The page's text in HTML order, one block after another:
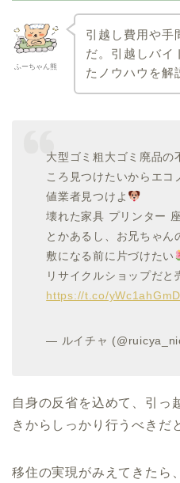
ふーちゃん熊
引越し費用や手
だ。引越しバイ
たノウハウを解
大型ゴミ粗大ゴミ廃品の
ころ見つけたいからエコ
値業者見つけよ
壊れた家具 プリンター
とかあるし、お兄ちゃん
敷になる前に片づけたい
リサイクルショップだと
https://t.co/
— ルイチャ
自身の反省を込めて、引っ
きからしっかり行うべきだ
移住の実現がみえてきたら